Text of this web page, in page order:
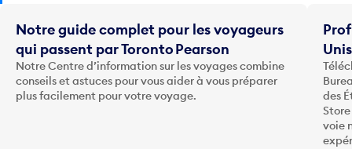
Notre guide complet pour les voyageurs
qui passent par Toronto Pearson
Notre Centre d’information sur les voyages combine
conseils et astuces pour vous aider à vous préparer
plus facilement pour votre voyage.
des
voie